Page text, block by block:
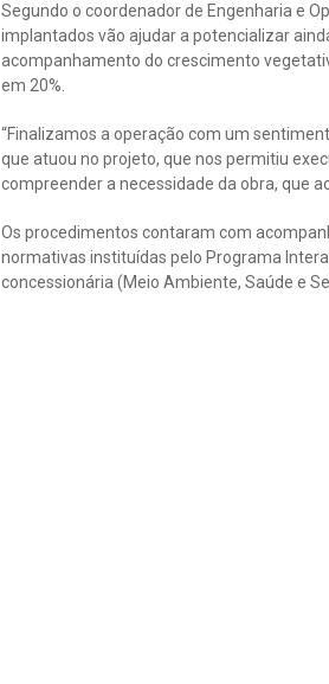
Segundo o coordenador de Engenharia e
implantados vão ajudar a potencializar
acompanhamento do crescimento
em 20%.
“Finalizamos a operação com um
que atuou no projeto, que nos permitiu
compreender a necessidade da obra, que
Os procedimentos contaram com
normativas instituídas pelo Programa
concessionária (Meio Ambiente, Saúde e